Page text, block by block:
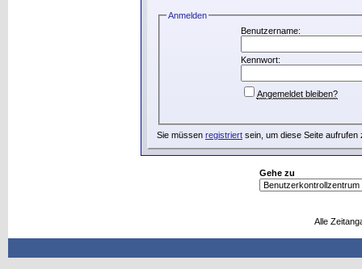
Anmelden
Benutzername:
Kennwort:
Angemeldet bleiben?
Sie müssen registriert sein, um diese Seite aufrufen
Gehe zu
Alle